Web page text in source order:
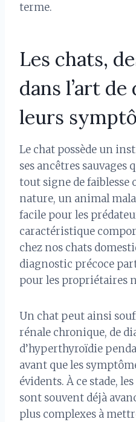
terme.
Les chats,
dans l’art
leurs
Le chat possède un
ses ancêtres sauvages
tout signe de faiblesse
nature, un animal
facile pour les
caractéristique
chez nos chats
diagnostic précoce
pour les propriétaires
Un chat peut ainsi
rénale chronique, de
d’hyperthyroïdie
avant que les
évidents. À ce stade,
sont souvent déjà
plus complexes à